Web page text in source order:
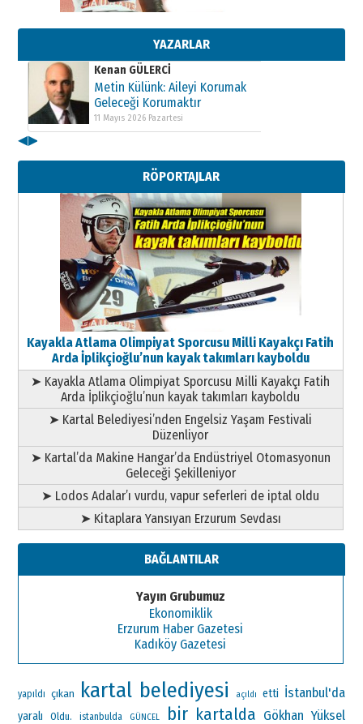
YAZARLAR
Metin Külünk: Aileyi Korumak
11 Mayıs 2026 Pazartesi
Kenan GÜLERCİ
Metin Külünk: Aileyi Korumak
Geleceği Korumaktır
11 Mayıs 2026 Pazartesi
Metin Külünk: Aileyi Korumak
Geleceği Korumaktır
11 Mayıs 2026 Pazartesi
◀▶
RÖPORTAJLAR
Kayakla Atlama Olimpiyat Sporcusu Milli Kayakçı Fatih
Arda İplikçioğlu’nun kayak takımları kayboldu
➤ Kayakla Atlama Olimpiyat Sporcusu Milli Kayakçı Fatih
Arda İplikçioğlu’nun kayak takımları kayboldu
➤ Kartal Belediyesi’nden Engelsiz Yaşam Festivali
Düzenliyor
➤ Kartal’da Makine Hangar’da Endüstriyel Otomasyonun
Geleceği Şekilleniyor
➤ Lodos Adalar’ı vurdu, vapur seferleri de iptal oldu
➤ Kitaplara Yansıyan Erzurum Sevdası
BAĞLANTILAR
Yayın Grubumuz
Ekonomiklik
Erzurum Haber Gazetesi
Kadıköy Gazetesi
yapıldı çıkan kartal belediyesi açıldı etti İstanbul'da
yaralı Oldu. istanbulda GÜNCEL bir kartalda Gökhan Yüksel